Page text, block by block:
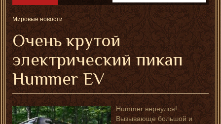
Мировые новости
Очень крутой
электрический пикап
Hummer EV
Hummer вернулся!
Вызывающе большой и